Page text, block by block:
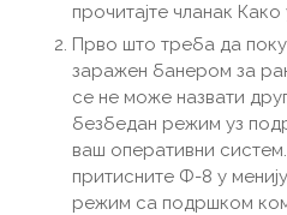
прочитајте чланак
Прво што треба да
заражен банером за
се не може назвати
безбедан режим уз
ваш оперативни
притисните Ф-8 у
режим са подршком